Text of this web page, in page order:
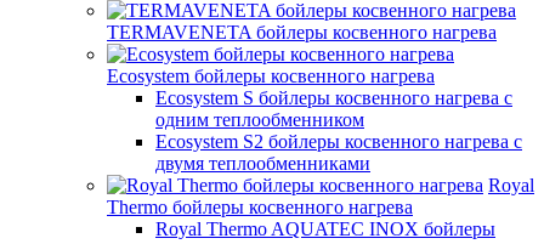
TERMAVENETA бойлеры косвенного нагрева
Ecosystem бойлеры косвенного нагрева
Ecosystem S бойлеры косвенного нагрева с
одним теплообменником
Ecosystem S2 бойлеры косвенного нагрева с
двумя теплообменниками
Royal
Thermo бойлеры косвенного нагрева
Royal Thermo AQUATEC INOX бойлеры